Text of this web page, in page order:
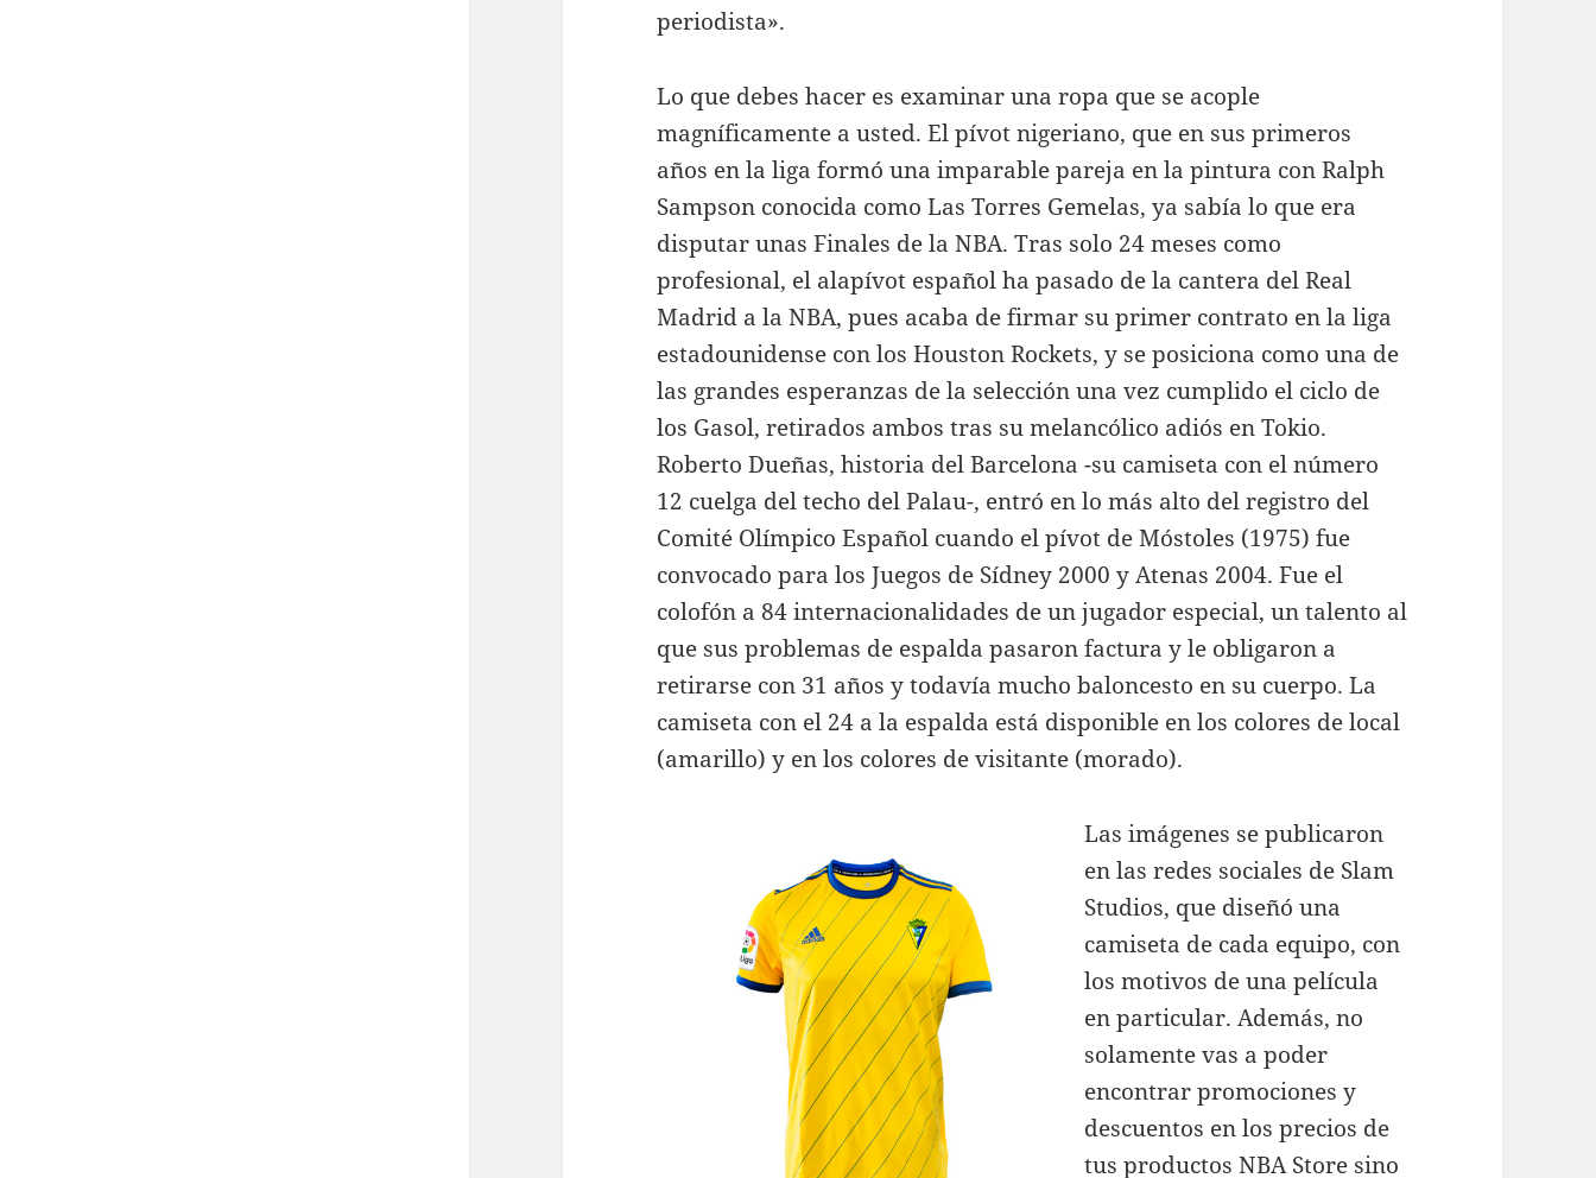
periodista».
Lo que debes hacer es examinar una ropa que se acople
magníficamente a usted. El pívot nigeriano, que en sus primeros
años en la liga formó una imparable pareja en la pintura con Ralph
Sampson conocida como Las Torres Gemelas, ya sabía lo que era
disputar unas Finales de la NBA. Tras solo 24 meses como
profesional, el alapívot español ha pasado de la cantera del Real
Madrid a la NBA, pues acaba de firmar su primer contrato en la liga
estadounidense con los Houston Rockets, y se posiciona como una de
las grandes esperanzas de la selección una vez cumplido el ciclo de
los Gasol, retirados ambos tras su melancólico adiós en Tokio.
Roberto Dueñas, historia del Barcelona -su camiseta con el número
12 cuelga del techo del Palau-, entró en lo más alto del registro del
Comité Olímpico Español cuando el pívot de Móstoles (1975) fue
convocado para los Juegos de Sídney 2000 y Atenas 2004. Fue el
colofón a 84 internacionalidades de un jugador especial, un talento al
que sus problemas de espalda pasaron factura y le obligaron a
retirarse con 31 años y todavía mucho baloncesto en su cuerpo. La
camiseta con el 24 a la espalda está disponible en los colores de local
(amarillo) y en los colores de visitante (morado).
Las imágenes se publicaron
en las redes sociales de Slam
Studios, que diseñó una
camiseta de cada equipo, con
los motivos de una película
en particular. Además, no
solamente vas a poder
encontrar promociones y
descuentos en los precios de
tus productos NBA Store sino